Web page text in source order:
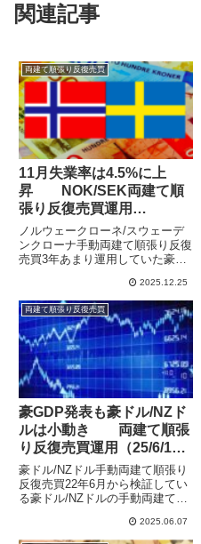
関連記事
両建て順張り反復売買
11月失業率は4.5%に上
昇 NOK/SEK両建て順
張り反復売買運用
（25/12/14週）
ノルウェークローネ/スウェーデ
ンクローナ手動両建て順張り反復
売買3年あまり運用していた豪ド
動両建て順張り反復売買での運用
はノルウェークローネ/スウェー
デンクローナのみとなりました。
両建てで利確幅を狭めて上げて...
2025.12.25
両建て順張り反復売買
豪GDP発表も豪ドル/NZド
ルは小動き 両建て順張
り反復売買運用（25/6/1
週）
豪ドル/NZドル手動両建て順張り
反復売買22年6月から検証してい
る豪ドル/NZドルの手動両建て順
ています。元本50万円を順張り
のリピート売買で運用し、特に相
2025.06.07